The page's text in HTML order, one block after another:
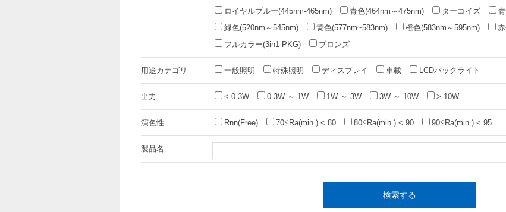
ロイヤルブルー(445nm-465nm)
青色(464nm～475nm) ターコイズ
緑色(520nm～545nm)
黄色(577nm~583nm) 橙色(583nm～595nm)
フルカラー(3in1 PKG)
ブロンズ
用途カテゴリ 一般照明 特殊照明 ディスプレイ 車載 LCDバックライト
出力 < 0.3W 0.3W ～ 1W 1W ～ 3W 3W ～ 10W > 10W
演色性 Rnn(Free) 70≦Ra(min.) < 80 80≦Ra(min.) < 90 90≦Ra(min.) < 95
製品名
検索する